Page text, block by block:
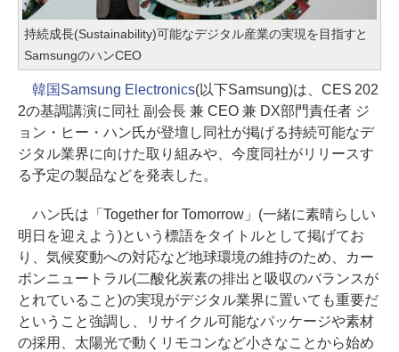
持続成長(Sustainability)可能なデジタル産業の実現を目指すと
SamsungのハンCEO
韓国Samsung Electronics(以下Samsung)は、CES 202
2の基調講演に同社 副会長 兼 CEO 兼 DX部門責任者 ジ
ョン・ヒー・ハン氏が登壇し同社が掲げる持続可能なデ
ジタル業界に向けた取り組みや、今度同社がリリースす
る予定の製品などを発表した。
ハン氏は「Together for Tomorrow」(一緒に素晴らしい
明日を迎えよう)という標語をタイトルとして掲げてお
り、気候変動への対応など地球環境の維持のため、カー
ボンニュートラル(二酸化炭素の排出と吸収のバランスが
とれていること)の実現がデジタル業界に置いても重要だ
ということ強調し、リサイクル可能なパッケージや素材
の採用、太陽光で動くリモコンなど小さなことから始め